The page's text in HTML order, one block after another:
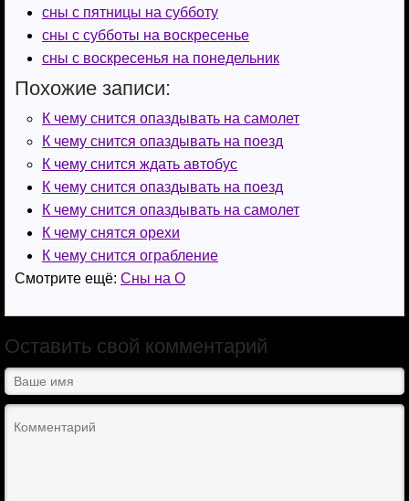
ip
и
сны с пятницы на субботу
сны с субботы на воскресенье
сны с воскресенья на понедельник
Похожие записи:
К чему снится опаздывать на самолет
К чему снится опаздывать на поезд
К чему снится ждать автобус
К чему снится опаздывать на поезд
К чему снится опаздывать на самолет
К чему снятся орехи
К чему снится ограбление
Смотрите ещё: Сны на О
Оставить свой комментарий